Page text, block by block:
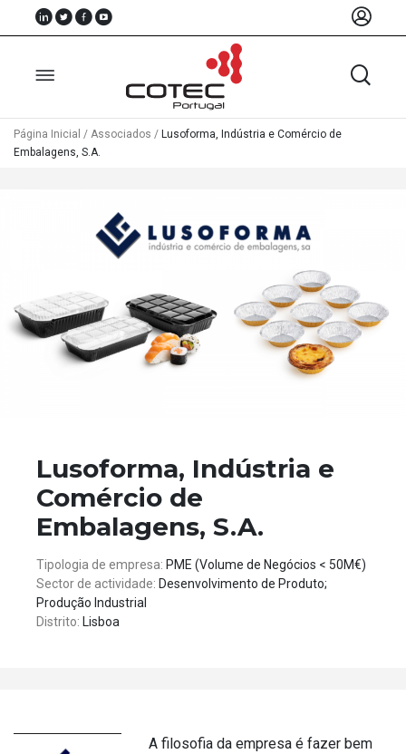
Associados
Notícias
Eventos
Página Inicial / Associados / Lusoforma, Indústria e Comércio de
Embalagens, S.A.
Lusoforma, Indústria e
Comércio de
Embalagens, S.A.
Tipologia de empresa: PME (Volume de Negócios < 50M€)
Sector de actividade: Desenvolvimento de Produto;
Produção Industrial
Distrito: Lisboa
A filosofia da empresa é fazer bem